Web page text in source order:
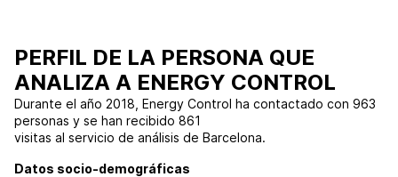
PERFIL DE LA PERSONA QUE
ANALIZA A ENERGY CONTROL
Durante el año 2018, Energy Control ha contactado con 963
personas y se han recibido 861
visitas al servicio de análisis de Barcelona.
Datos socio-demográficas